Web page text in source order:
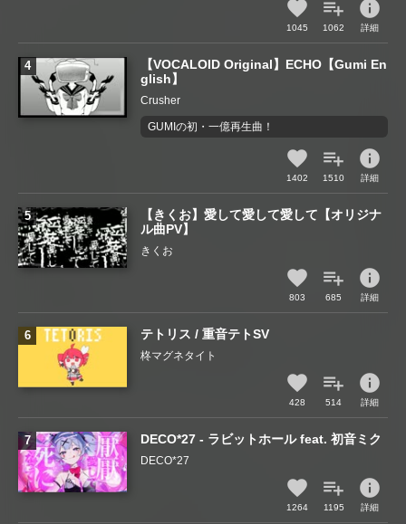
1045 1062
info
詳細
【VOCALOID Original】ECHO【Gumi En
glish】
Crusher
GUMIの初・一億再生曲！
1402 1510
info
詳細
【きくお】愛して愛して愛して【オリジナ
ル曲PV】
きくお
803 685
info
詳細
テトリス / 重音テトSV
柊マグネタイト
428 514
info
詳細
DECO*27 - ラビットホール feat. 初音ミク
DECO*27
1264 1195
info
詳細